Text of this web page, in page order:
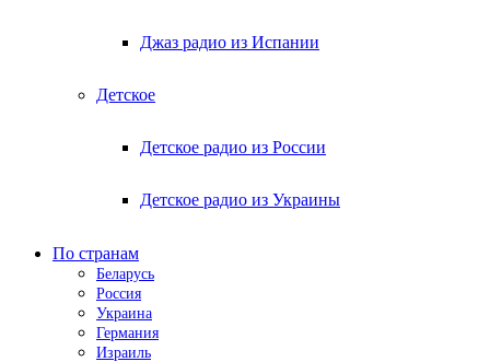
Джаз радио из Испании
Детское
Детское радио из России
Детское радио из Украины
По странам
Беларусь
Россия
Украина
Германия
Израиль